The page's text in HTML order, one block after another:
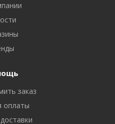
заказ
оплаты